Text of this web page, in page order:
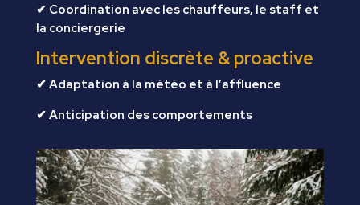
✔ Coordination avec les chauffeurs, le staff et
la conciergerie
Intervention discrète & proactive
✔ Adaptation à la météo et à l’affluence
✔ Anticipation des comportements